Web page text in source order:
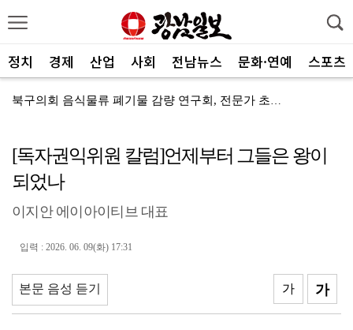
정치 경제 산업 사회 전남뉴스 문화·연예 스포츠
북구의회 음식물류 폐기물 감량 연구회, 전문가 초청 세...
전세사기 피해자 4만명 돌파…10명 중 7명은 ‘청년’
근로자 건강 최우선…‘냉풍조끼’로 더위 극복
광주교통공사, 옥동기지 근무환경 개선
[부고] 최교원 씨(전 동신대 부총장) 모친상
전남광주특별시 "8월 31일까지 주민세 납부하세요"
농어촌공사 나주지사, 농업인 폭염 피해 예방 ‘총력’
[독자권익위원 칼럼]언제부터 그들은 왕이
되었나
이지안 에이아이티브 대표
입력 : 2026. 06. 09(화) 17:31
본문 음성 듣기 가
가